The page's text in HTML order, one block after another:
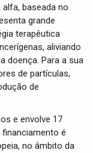
baseada no
grande
terapêutica
aliviando
doença. Para a sua
de partículas,
de
e envolve 17
é
no âmbito da